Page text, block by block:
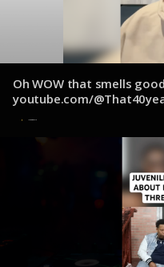
Oh WOW that smells
youtube.com/